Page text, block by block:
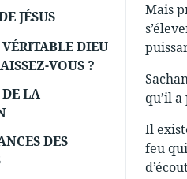
JÉSUS
DIEU
VOUS ?
LA
DES
Mais
qu’il
Il
feu